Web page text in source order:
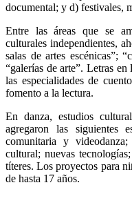
documental; y d) festivales,
Entre las áreas que se
culturales independientes,
salas de artes escénicas”;
“galerías de arte”. Letras
las especialidades de
fomento a la lectura.
En danza, estudios
agregaron las siguientes
comunitaria y
cultural; nuevas
títeres. Los proyectos para
de hasta 17 años.